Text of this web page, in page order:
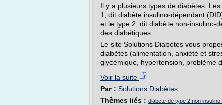
Il y a plusieurs types de diabètes.
1, dit diabète insulino-dépendant
et le type 2, dit diabète non-insulino-
des diabétiques...
Le site Solutions Diabètes vous
diabètes (alimentation, anxiété et
glycémique, hypertension, problème
Voir la suite
Par : Solutions Diabètes
Thèmes liés : diabete de type 2 non insulino